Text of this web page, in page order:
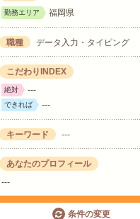
勤務エリア 福岡県
職種 データ入力・タイピング
こだわりINDEX
絶対 ---
できれば ---
キーワード ---
あなたのプロフィール
---
条件の変更